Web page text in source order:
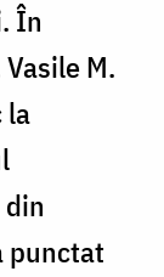
În
M.
la
punctat